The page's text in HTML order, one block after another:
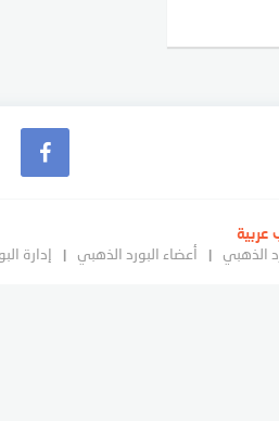
عربية
الذهبي أعضاء البورد الذهبي إدارة